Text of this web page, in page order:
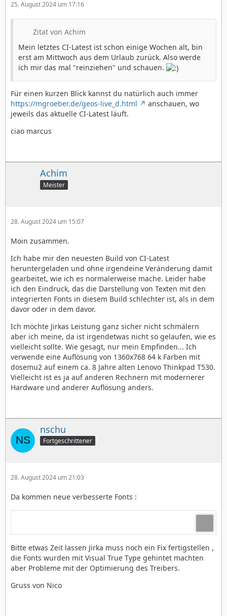
25. August 2024 um 17:16
Zitat von Achim
Mein letztes CI-Latest ist schon einige Wochen alt, bin
erst am Mittwoch aus dem Urlaub zurück. Also werde
ich mir das mal "reinziehen" und schauen.
Für einen kurzen Blick kannst du natürlich auch immer
https://mgroeber.de/geos-live_d.html
anschauen, wo
jeweils das aktuelle CI-Latest läuft.
ciao marcus
Achim
Meister
28. August 2024 um 15:07
Moin zusammen.
Ich habe mir den neuesten Build von CI-Latest
heruntergeladen und ohne irgendeine Veränderung damit
gearbeitet, wie ich es normalerweise mache. Leider habe
ich den Eindruck, das die Darstellung von Texten mit den
integrierten Fonts in diesem Build schlechter ist, als in dem
davor oder in dem davor.
Ich möchte Jirkas Leistung ganz sicher nicht schmälern
aber ich meine, da ist irgendetwas nicht so gelaufen, wie es
vielleicht sollte. Wie gesagt, nur mein Empfinden... Ich
verwende eine Auflösung von 1360x768 64 k Farben mit
dosemu2 auf einem ca. 8 Jahre alten Lenovo Thinkpad T530.
Vielleicht ist es ja auf anderen Rechnern mit modernerer
Hardware und anderer Auflösung anders.
nschu
Fortgeschrittener
28. August 2024 um 21:03
Da kommen neue verbesserte Fonts :
Bitte etwas Zeit lassen Jirka muss noch ein Fix fertigstellen ,
die Fonts wurden mit Visual True Type gehintet machten
aber Probleme mit der Optimierung des Treibers.
Gruss von Nico